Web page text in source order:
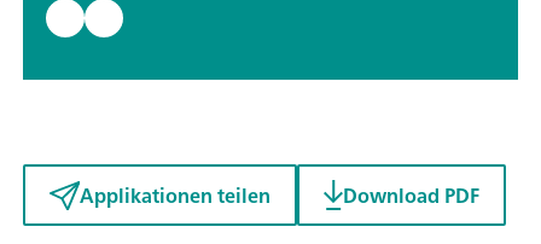
Applikationen teilen Download PDF